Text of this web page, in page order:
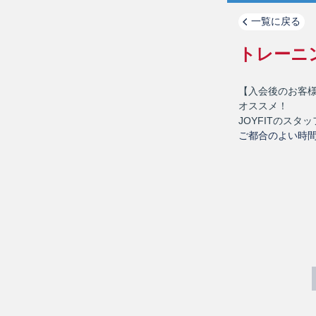
一覧に戻る
トレー
【入会後のお客
オススメ！
JOYFITのスタッ
ご都合のよい時